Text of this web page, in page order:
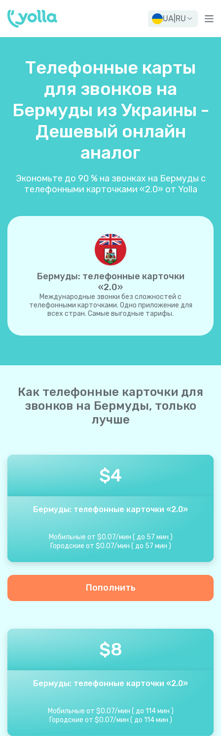
UA RU
Телефонные карты
для звонков на
Бермуды из Украины -
Дешевый онлайн
аналог
Экономьте до 90 % на звонках на Бермуды с
телефонными карточками «2.0» от Yolla
Бермуды: телефонные карточки
«2.0»
Международные звонки без сложностей с
телефонными карточками. Одно приложение для
всех стран. Самые выгодные тарифы.
Как телефонные карточки для
звонков на Бермуды, только
лучше
$4
Бермуды: телефонные карточки «2.0»
Мобильные от $0.07/мин ( до 57 мин )
Городские от $0.07/мин ( до 57 мин )
Пополнить
$8
Бермуды: телефонные карточки «2.0»
Мобильные от $0.07/мин ( до 114 мин )
Городские от $0.07/мин ( до 114 мин )